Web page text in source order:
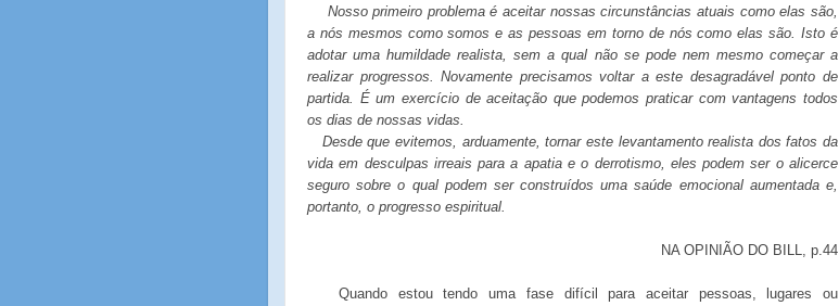
Nosso primeiro problema é aceitar nossas circunstâncias atuais como elas são,
a nós mesmos como somos e as pessoas em torno de nós como elas são. Isto é
adotar uma humildade realista, sem a qual não se pode nem mesmo começar a
realizar progressos. Novamente precisamos voltar a este desagradável ponto de
partida. É um exercício de aceitação que podemos praticar com vantagens todos
os dias de nossas vidas.
Desde que evitemos, arduamente, tornar este levantamento realista dos fatos da
vida em desculpas irreais para a apatia e o derrotismo, eles podem ser o alicerce
seguro sobre o qual podem ser construídos uma saúde emocional aumentada e,
portanto, o progresso espiritual.
NA OPINIÃO DO BILL, p.44
Quando estou tendo uma fase difícil para aceitar pessoas, lugares ou